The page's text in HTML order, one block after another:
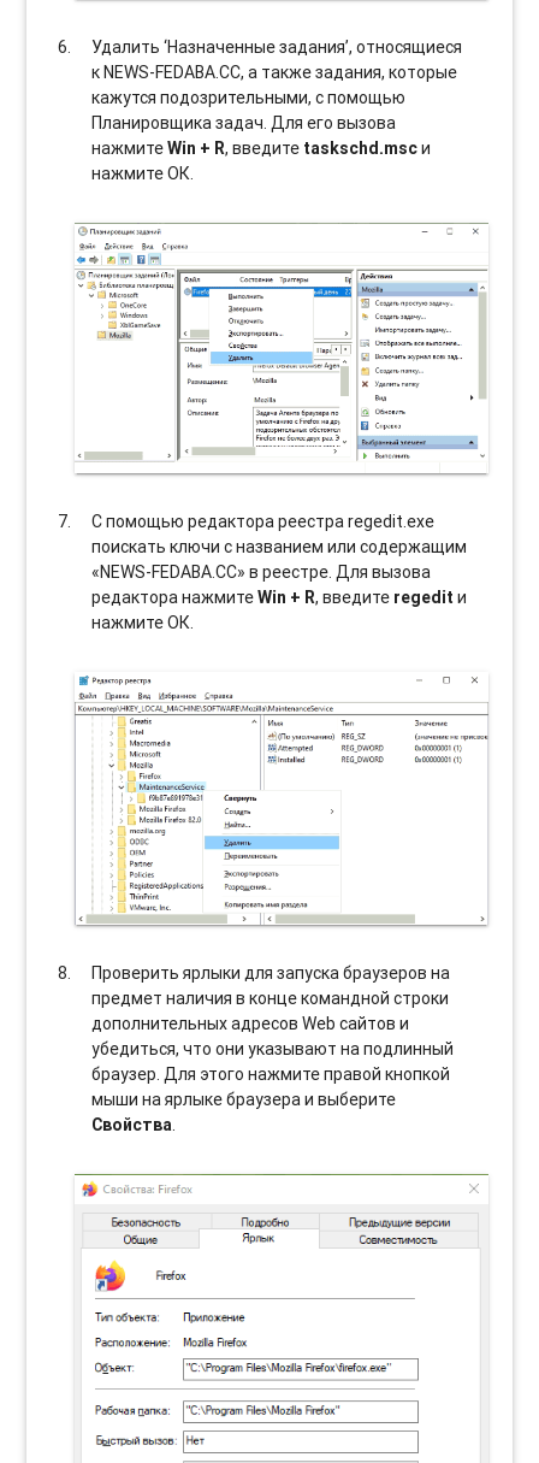
Удалить ‘Назначенные задания’, относящиеся
к NEWS-FEDABA.CC, а также задания, которые
кажутся подозрительными, с помощью
Планировщика задач. Для его вызова
нажмитеWin + R, введите taskschd.mscи
нажмите ОК.
С помощью редактора реестра regedit.exe
поискать ключи с названием или содержащим
«NEWS-FEDABA.CC» в реестре. Для вызова
редактора нажмитеWin + R, введите regedit и
нажмите ОК.
Проверить ярлыки для запуска браузеров на
предмет наличия в конце командной строки
дополнительных адресов Web сайтов и
убедиться, что они указывают на подлинный
браузер. Для этого нажмите правой кнопкой
мыши на ярлыке браузера и выберите
Свойства.